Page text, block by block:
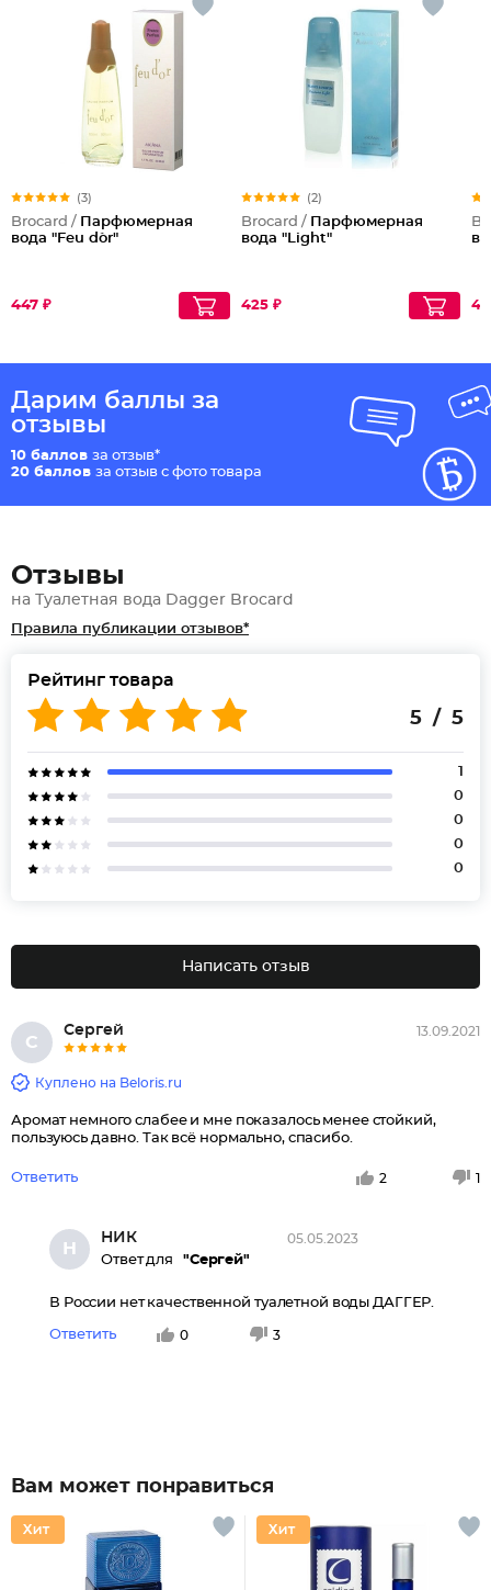
(3)
Brocard / Парфюмерная
вода "Feu d`or"
447 ₽
(2)
Brocard / Парфюмерная
вода "Light"
425 ₽
Дарим баллы за
отзывы
10 баллов за отзыв*
20 баллов за отзыв с фото товара
Отзывы
на Туалетная вода Dagger Brocard
Правила публикации отзывов*
Рейтинг товара
5 / 5
1
0
0
0
0
Написать отзыв
С
Сергей 13.09.2021
Куплено на Beloris.ru
Аромат немного слабее и мне показалось менее стойкий,
пользуюсь давно. Так всё нормально, спасибо.
Ответить 2 1
Н
НИК
Ответ для "Сергей"
05.05.2023
В России нет качественной туалетной воды ДАГГЕР.
Ответить 0 3
Вам может понравиться